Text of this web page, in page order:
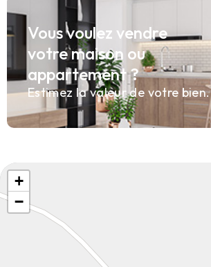
Vous voulez vendre
votre maison ou
appartement ?
Estimez la valeur de votre bien.
+
−